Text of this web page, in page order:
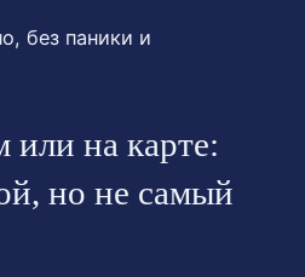
без паники и
или на карте:
но не самый